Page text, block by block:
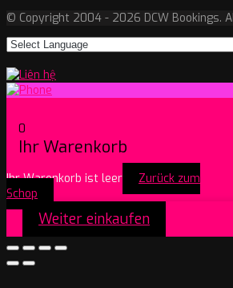
© Copyright 2004 - 2026 DCW Bookings.
0
Ihr Warenkorb
Ihr Warenkorb ist leer
Zurück zum
Schop
Weiter einkaufen